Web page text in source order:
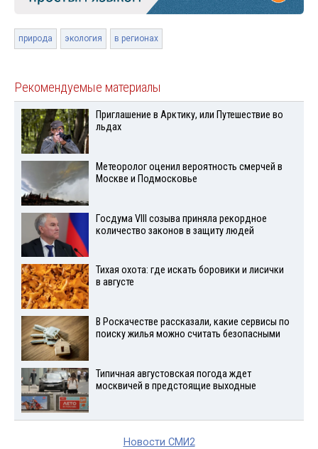
природа экология в регионах
Рекомендуемые материалы
Приглашение в Арктику, или Путешествие во
льдах
Метеоролог оценил вероятность смерчей в
Москве и Подмосковье
Госдума VIII созыва приняла рекордное
количество законов в защиту людей
Тихая охота: где искать боровики и лисички
в августе
В Роскачестве рассказали, какие сервисы по
поиску жилья можно считать безопасными
Типичная августовская погода ждет
москвичей в предстоящие выходные
Новости СМИ2